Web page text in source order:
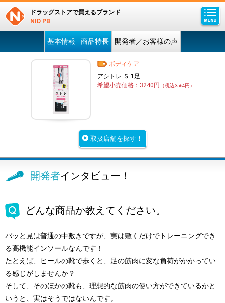
ドラッグストアで買えるブランド
NID PB
基本情報 商品特長 開発者／お客様の声
ボディケア
アシトレ Ｓ 1足
希望小売価格：3240円
（税込3564円）
取扱店舗を探す！
開発者インタビュー！
どんな商品か教えてください。
パッと見は普通の中敷きですが、実は敷くだけでトレーニングでき
る高機能インソールなんです！
たとえば、ヒールの靴で歩くと、足の筋肉に変な負荷がかかってい
る感じがしませんか？
そして、そのほかの靴も、理想的な筋肉の使い方ができているかと
いうと、実はそうではないんです。